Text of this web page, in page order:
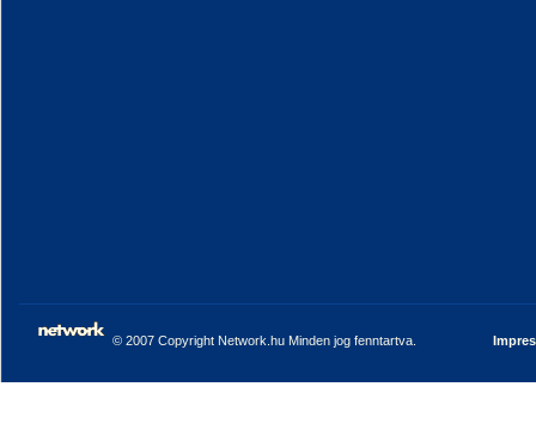
© 2007 Copyright Network.hu Minden jog fenntartva.